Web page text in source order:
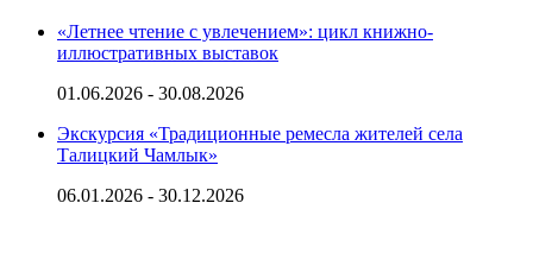
«Летнее чтение с увлечением»: цикл книжно-
иллюстративных выставок
01.06.2026 - 30.08.2026
Экскурсия «Традиционные ремесла жителей села
Талицкий Чамлык»
06.01.2026 - 30.12.2026